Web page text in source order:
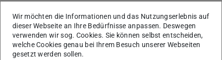
Preise
Wir möchten die Informationen und das Nutzungserlebnis auf
dieser Webseite an Ihre Bedürfnisse anpassen. Deswegen
verwenden wir sog. Cookies. Sie können selbst entscheiden,
welche Cookies genau bei Ihrem Besuch unserer Webseiten
gesetzt werden sollen.